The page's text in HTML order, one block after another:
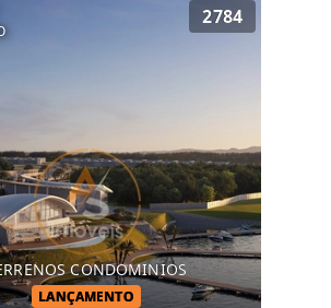
2784
CONDOMINIOS
LANÇAMENTO